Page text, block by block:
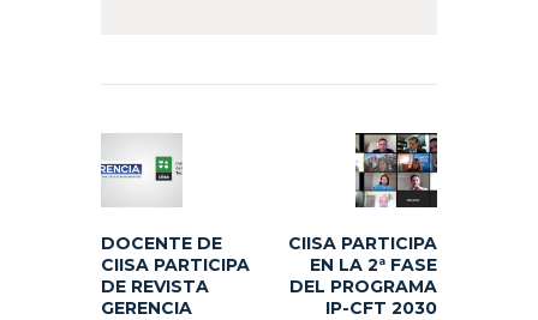
de
entradas
post:
DOCENTE DE
CIISA PARTICIPA
DE REVISTA
GERENCIA
CIISA PARTICIPA
EN LA 2ª FASE
DEL PROGRAMA
IP-CFT 2030